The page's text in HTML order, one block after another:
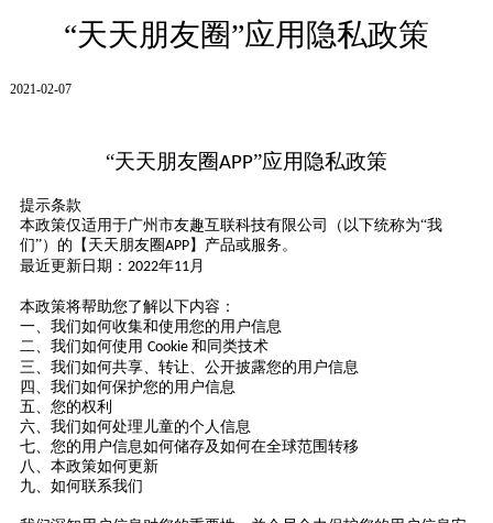
“天天朋友圈”应用隐私政策
2021-02-07
“天天朋友圈APP”应用隐私政策
提示条款
本政策仅适用于广州市友趣互联科技有限公司（以下统称为“我
们”）的【天天朋友圈APP】产品或服务。
最近更新日期： 2022年11 月
本政策将帮助您了解以下内容：
一、我们如何收集和使用您的用户信息
二、我们如何使用 Cookie 和同类技术
三、我们如何共享、转让、公开披露您的用户信息
四、我们如何保护您的用户信息
五、您的权利
六、我们如何处理儿童的个人信息
七、您的用户信息如何储存及如何在全球范围转移
八、本政策如何更新
九、如何联系我们